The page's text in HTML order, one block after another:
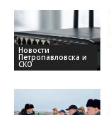
Новости
Петропавловска и
СКО